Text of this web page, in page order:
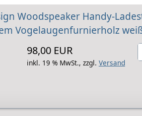
Woodspeaker Handy-
Vogelaugenfurnierholz
98,00 EUR
inkl. 19 % MwSt., zzgl. Versand